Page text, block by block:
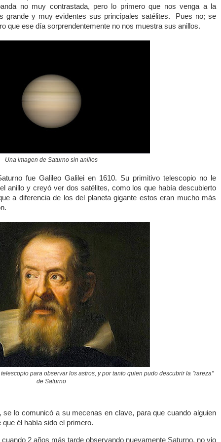
no muy contrastada, pero lo primero que nos venga a la
grande y muy evidentes sus principales satélites.
Pues no; se
que ese día sorprendentemente no nos muestra sus anillos.
Una imagen de Saturno sin anillos
fue Galileo Galilei en 1610. Su primitivo telescopio no le
anillo y creyó ver dos satélites, como los que había descubierto
a diferencia de los del planeta gigante estos eran mucho más
para observar los astros, y por tanto quien pudo descubrir la "rareza"
de Saturno
se lo comunicó a su mecenas en clave, para que cuando alguien
él había sido el primero.
2 años más tarde observando nuevamente Saturno, no vio